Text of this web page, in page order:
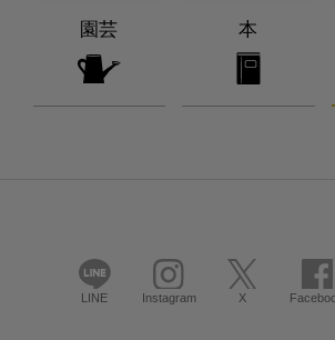
園芸 本
LINE Instagram X